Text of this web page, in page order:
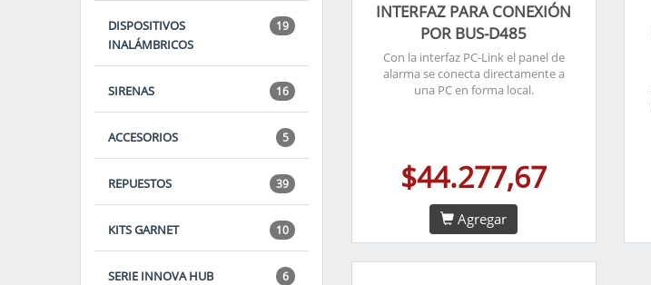
19
DISPOSITIVOS
INALÁMBRICOS
16
SIRENAS
5
ACCESORIOS
39
REPUESTOS
10
KITS GARNET
6
SERIE INNOVA HUB
INTERFAZ PARA CONEXIÓN
POR BUS-D485
Con la interfaz PC-Link el panel de
alarma se conecta directamente a
una PC en forma local.
$44.277,67
Agregar